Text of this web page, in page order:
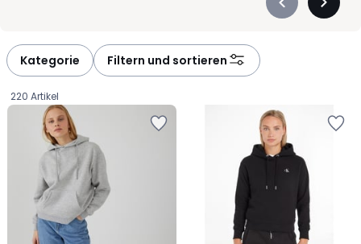
Précédent
Kategorie Filtern und sortieren
220 Artikel